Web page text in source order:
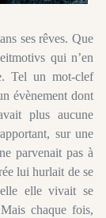
ses rêves. Que
qui n’en
Tel un mot-clef
évènement dont
plus aucune
sur une
parvenait pas à
lui hurlait de se
elle vivait se
chaque fois,